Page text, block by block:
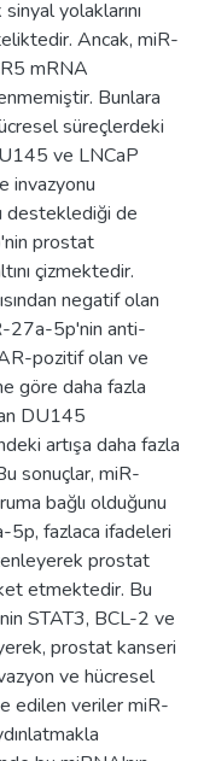
yolaklarını
Ancak, miR-
mRNA
Bunlara
süreçlerdeki
ve LNCaP
invazyonu
desteklediği de
prostat
çizmektedir.
negatif olan
27a-5p'nin anti-
pozitif olan ve
göre daha fazla
DU145
artışa daha fazla
sonuçlar, miR-
bağlı olduğunu
fazlaca ifadeleri
prostat
etmektedir. Bu
STAT3, BCL-2 ve
prostat kanseri
ve hücresel
edilen veriler miR-